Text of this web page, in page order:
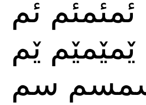
ئمئمئم ئم
ێمێمێم ێم
سم